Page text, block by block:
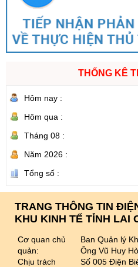
THỐNG KÊ
Hôm nay :
Hôm qua :
Tháng 08 :
Năm 2026 :
Tổng số :
TRANG THÔNG TIN
KHU KINH TẾ TỈNH LAI
Cơ quan chủ
quản:
Chịu trách
Ban Quản lý
Ông Vũ Huy
Số 005 Điện